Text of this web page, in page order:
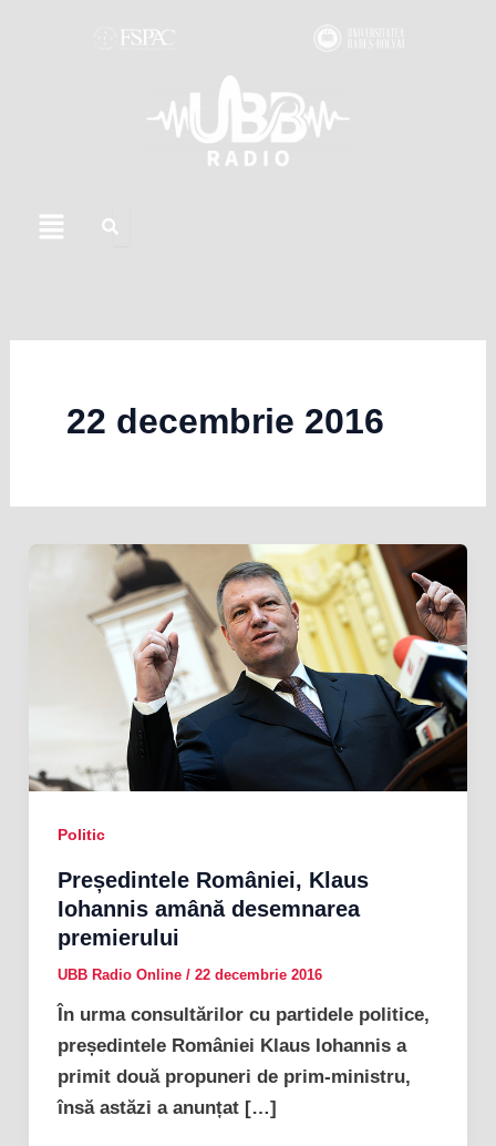
Menu
22 decembrie 2016
Politic
Președintele României, Klaus
Iohannis amână desemnarea
premierului
UBB Radio Online / 22 decembrie 2016
În urma consultărilor cu partidele politice,
președintele României Klaus Iohannis a
primit două propuneri de prim-ministru,
însă astăzi a anunțat […]